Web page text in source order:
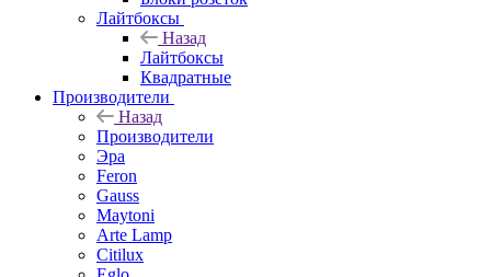
Лайтбоксы
Назад
Лайтбоксы
Квадратные
Производители
Назад
Производители
Эра
Feron
Gauss
Maytoni
Arte Lamp
Citilux